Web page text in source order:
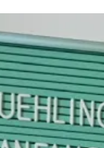
wegen
Corona